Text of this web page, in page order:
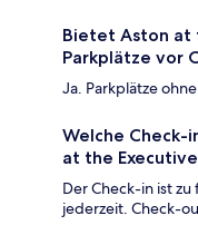
Bietet Aston at
Parkplätze vor
Ja. Parkplätze
Welche Check-
at the
Der Check-in ist
jederzeit. Check-